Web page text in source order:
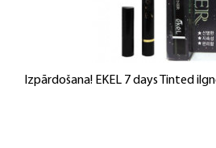
Izpārdošana! EKEL 7 days Tinted